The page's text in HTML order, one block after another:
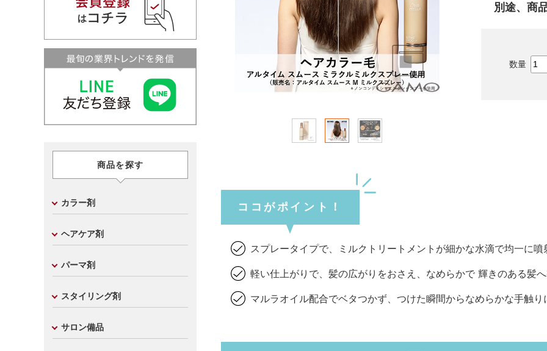
別途、商
ココがポイント！
スプレータイプで、ミルクトリートメントが細かな水滴で均一に噴
軽い仕上がりで、髪の広がりをおさえ、なめらかで 輝きのある
マルラオイル配合でベタつかず、つけた瞬間からなめらかな手触り
商品を探す
カラー剤
ヘアケア剤
パーマ剤
スタイリング剤
サロン備品